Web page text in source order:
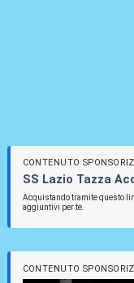
CONTENUTO
SS Lazio Tazza
Acquistando tramite questo
aggiuntivi per te.
CONTENUTO